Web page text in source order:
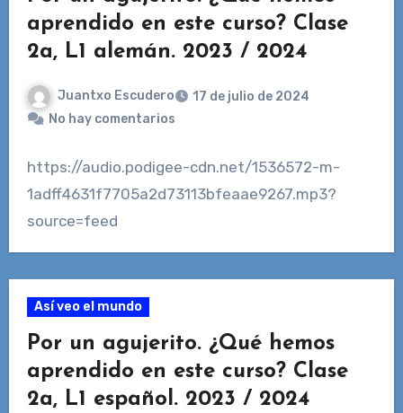
aprendido en este curso? Clase
2a, L1 alemán. 2023 / 2024
Juantxo Escudero
17 de julio de 2024
No hay comentarios
https://audio.podigee-cdn.net/1536572-m-
1adff4631f7705a2d73113bfeaae9267.mp3?
source=feed
Así veo el mundo
Por un agujerito. ¿Qué hemos
aprendido en este curso? Clase
2a, L1 español. 2023 / 2024